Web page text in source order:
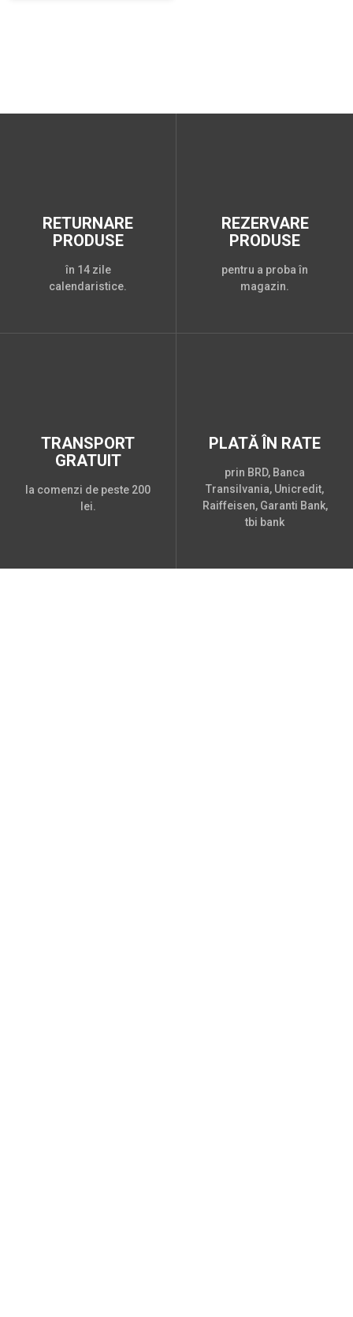
RETURNARE
PRODUSE
în 14 zile
calendaristice.
REZERVARE
PRODUSE
pentru a proba în
magazin.
TRANSPORT
GRATUIT
la comenzi de peste 200
lei.
PLATĂ ÎN RATE
prin BRD, Banca
Transilvania, Unicredit,
Raiffeisen, Garanti Bank,
tbi bank